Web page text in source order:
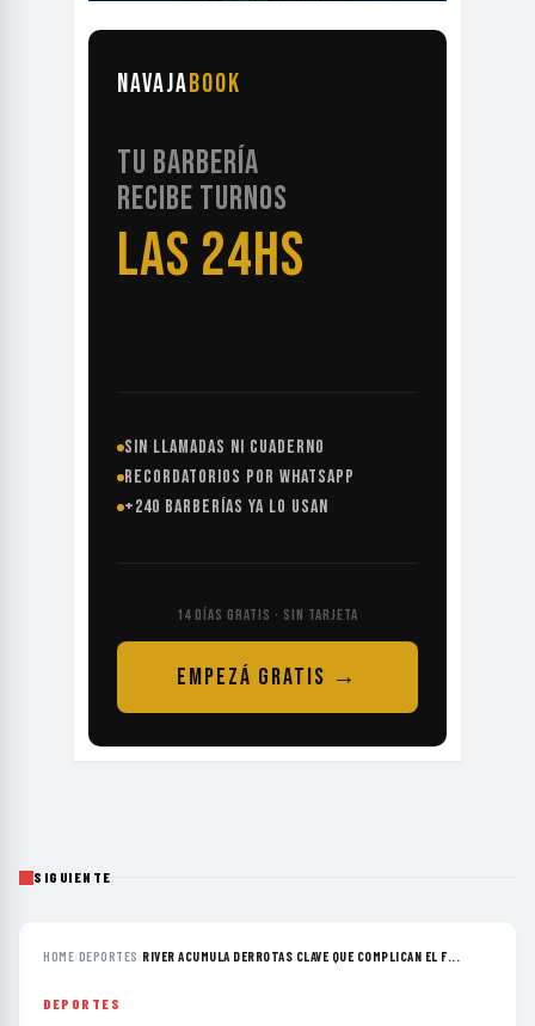
NAVAJABOOK
TU BARBERÍA
RECIBE TURNOS
LAS 24HS
SIN LLAMADAS NI CUADERNO
RECORDATORIOS POR WHATSAPP
+240 BARBERÍAS YA LO USAN
14 DÍAS GRATIS · SIN TARJETA
EMPEZÁ GRATIS →
SIGUIENTE
HOME›DEPORTES ›RIVER ACUMULA DERROTAS CLAVE QUE COMPLICAN EL F...
DEPORTES